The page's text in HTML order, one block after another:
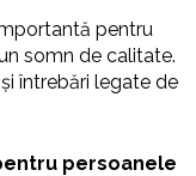
pentru
somn de calitate.
întrebări legate de
persoanele